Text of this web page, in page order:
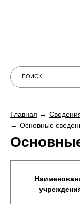
Главная
Основные